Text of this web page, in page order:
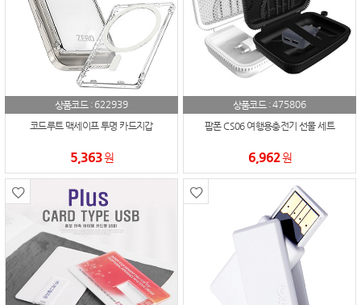
상품코드 : 622939
코드루트 맥세이프 투명 카드지갑
5,363원
상품코드 :475806
팝폰 CS06 여행용충전기 선물 세트
6,962원